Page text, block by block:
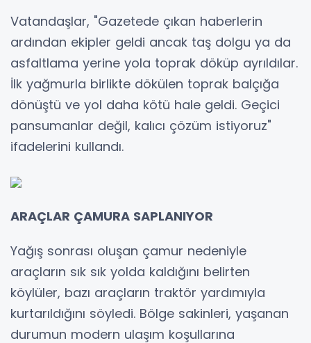
Vatandaşlar, "Gazetede çıkan haberlerin
ardından ekipler geldi ancak taş dolgu ya da
asfaltlama yerine yola toprak döküp ayrıldılar.
İlk yağmurla birlikte dökülen toprak balçığa
dönüştü ve yol daha kötü hale geldi. Geçici
pansumanlar değil, kalıcı çözüm istiyoruz"
ifadelerini kullandı.
ARAÇLAR ÇAMURA SAPLANIYOR
Yağış sonrası oluşan çamur nedeniyle
araçların sık sık yolda kaldığını belirten
köylüler, bazı araçların traktör yardımıyla
kurtarıldığını söyledi. Bölge sakinleri, yaşanan
durumun modern ulaşım koşullarına